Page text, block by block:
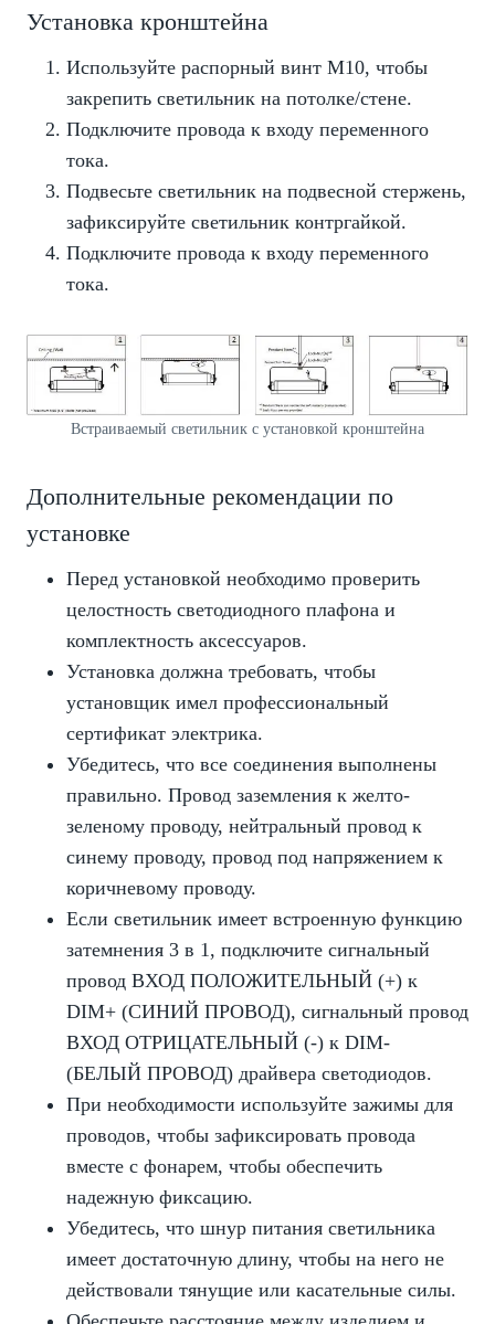
Установка кронштейна
Используйте распорный винт M10, чтобы
закрепить светильник на потолке/стене.
Подключите провода к входу переменного
тока.
Подвесьте светильник на подвесной стержень,
зафиксируйте светильник контргайкой.
Подключите провода к входу переменного
тока.
Встраиваемый светильник с установкой кронштейна
Дополнительные рекомендации по
установке
Перед установкой необходимо проверить
целостность светодиодного плафона и
комплектность аксессуаров.
Установка должна требовать, чтобы
установщик имел профессиональный
сертификат электрика.
Убедитесь, что все соединения выполнены
правильно. Провод заземления к желто-
зеленому проводу, нейтральный провод к
синему проводу, провод под напряжением к
коричневому проводу.
Если светильник имеет встроенную функцию
затемнения 3 в 1, подключите сигнальный
провод ВХОД ПОЛОЖИТЕЛЬНЫЙ (+) к
DIM+ (СИНИЙ ПРОВОД), сигнальный провод
ВХОД ОТРИЦАТЕЛЬНЫЙ (-) к DIM-
(БЕЛЫЙ ПРОВОД) драйвера светодиодов.
При необходимости используйте зажимы для
проводов, чтобы зафиксировать провода
вместе с фонарем, чтобы обеспечить
надежную фиксацию.
Убедитесь, что шнур питания светильника
имеет достаточную длину, чтобы на него не
действовали тянущие или касательные силы.